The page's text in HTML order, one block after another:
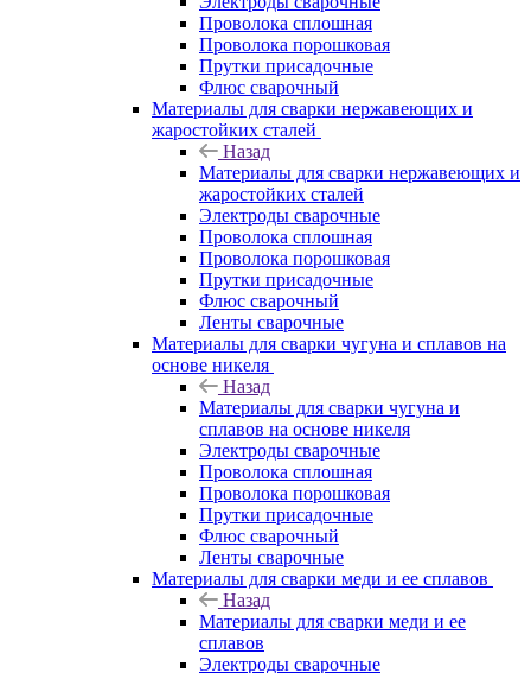
Проволока сплошная
Проволока порошковая
Прутки присадочные
Флюс сварочный
Материалы для сварки нержавеющих и
жаростойких сталей
Назад
Материалы для сварки нержавеющих и
жаростойких сталей
Электроды сварочные
Проволока сплошная
Проволока порошковая
Прутки присадочные
Флюс сварочный
Ленты сварочные
Материалы для сварки чугуна и сплавов на
основе никеля
Назад
Материалы для сварки чугуна и
сплавов на основе никеля
Электроды сварочные
Проволока сплошная
Проволока порошковая
Прутки присадочные
Флюс сварочный
Ленты сварочные
Материалы для сварки меди и ее сплавов
Назад
Материалы для сварки меди и ее
сплавов
Электроды сварочные